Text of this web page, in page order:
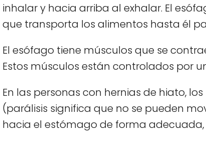
inhalar y hacia arriba al exhalar. El
que transporta los alimentos hasta él
El esófago tiene músculos que se
Estos músculos están controlados por
En las personas con hernias de hiato,
(parálisis significa que no se pueden
hacia el estómago de forma